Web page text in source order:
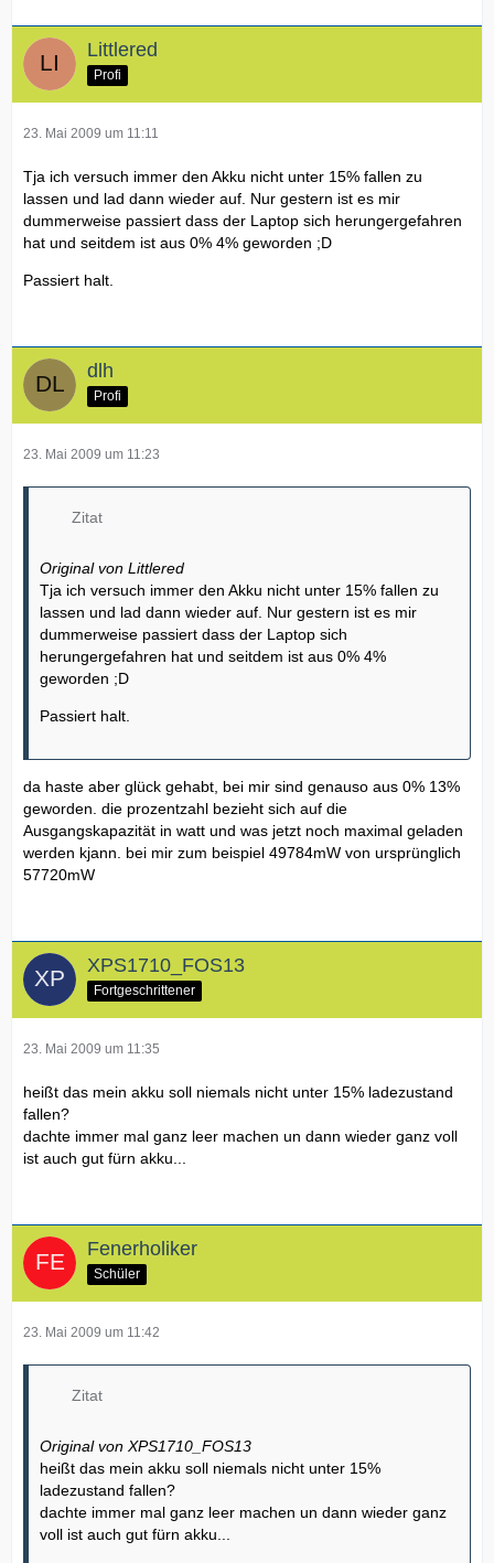
Littlered
Profi
23. Mai 2009 um 11:11
Tja ich versuch immer den Akku nicht unter 15% fallen zu
lassen und lad dann wieder auf. Nur gestern ist es mir
dummerweise passiert dass der Laptop sich herungergefahren
hat und seitdem ist aus 0% 4% geworden ;D
Passiert halt.
dlh
Profi
23. Mai 2009 um 11:23
Zitat
Original von Littlered
Tja ich versuch immer den Akku nicht unter 15% fallen zu
lassen und lad dann wieder auf. Nur gestern ist es mir
dummerweise passiert dass der Laptop sich
herungergefahren hat und seitdem ist aus 0% 4%
geworden ;D
Passiert halt.
da haste aber glück gehabt, bei mir sind genauso aus 0% 13%
geworden. die prozentzahl bezieht sich auf die
Ausgangskapazität in watt und was jetzt noch maximal geladen
werden kjann. bei mir zum beispiel 49784mW von ursprünglich
57720mW
XPS1710_FOS13
Fortgeschrittener
23. Mai 2009 um 11:35
heißt das mein akku soll niemals nicht unter 15% ladezustand
fallen?
dachte immer mal ganz leer machen un dann wieder ganz voll
ist auch gut fürn akku...
Fenerholiker
Schüler
23. Mai 2009 um 11:42
Zitat
Original von XPS1710_FOS13
heißt das mein akku soll niemals nicht unter 15%
ladezustand fallen?
dachte immer mal ganz leer machen un dann wieder ganz
voll ist auch gut fürn akku...